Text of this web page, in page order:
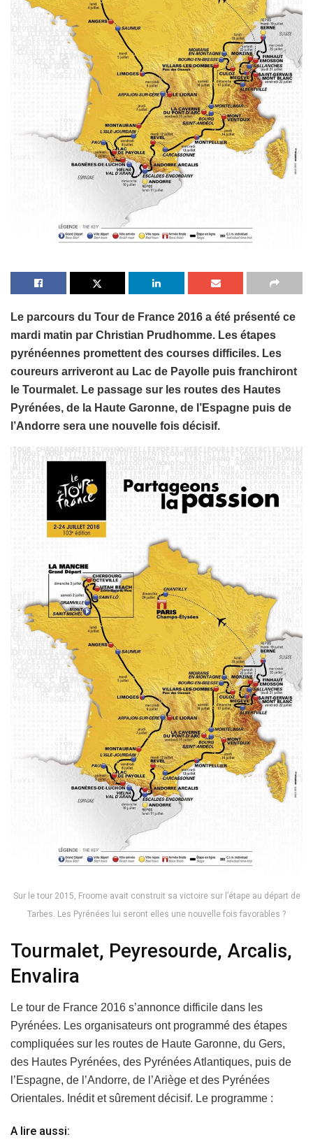
Le parcours du Tour de France 2016 a été présenté ce
mardi matin par Christian Prudhomme. Les étapes
pyrénéennes promettent des courses difficiles. Les
coureurs arriveront au Lac de Payolle puis franchiront
le Tourmalet. Le passage sur les routes des Hautes
Pyrénées, de la Haute Garonne, de l’Espagne puis de
l’Andorre sera une nouvelle fois décisif.
Sur le tour 2015, Froome avait construit sa victoire sur l’étape au départ de
Tarbes. Les Pyrénées lui seront elles une nouvelle fois favorables ?
Tourmalet, Peyresourde, Arcalis,
Envalira
Le tour de France 2016 s’annonce difficile dans les
Pyrénées. Les organisateurs ont programmé des étapes
compliquées sur les routes de Haute Garonne, du Gers,
des Hautes Pyrénées, des Pyrénées Atlantiques, puis de
l’Espagne, de l’Andorre, de l’Ariège et des Pyrénées
Orientales. Inédit et sûrement décisif. Le programme :
A lire aussi: